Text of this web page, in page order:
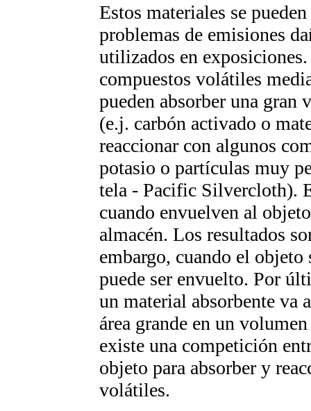
Estos materiales se
problemas de emisiones
utilizados en
compuestos volátiles
pueden absorber una gran
(e.j. carbón activado o
reaccionar con algunos
potasio o partículas muy
tela - Pacific Silvercloth).
cuando envuelven al
almacén. Los resultados
embargo, cuando el
puede ser envuelto. Por
un material absorbente va
área grande en un
existe una competición
objeto para absorber y
volátiles.